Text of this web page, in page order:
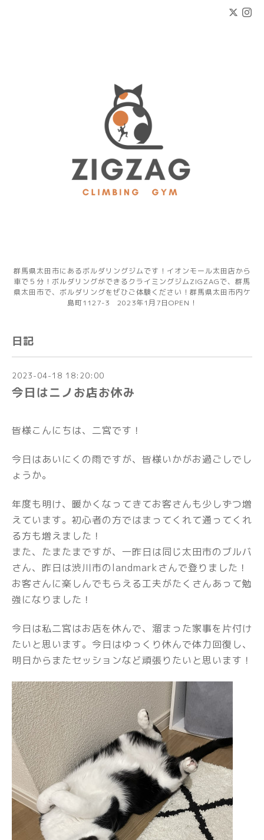
群馬県太田市にあるボルダリングジムです！イオンモール太田店から
車で５分！ボルダリングができるクライミングジムZIGZAGで、群馬
県太田市で、ボルダリングをぜひご体験ください！群馬県太田市内ケ
島町1127-3 2023年1月7日OPEN！
日記
2023-04-18 18:20:00
今日はニノお店お休み
皆様こんにちは、二宮です！
今日はあいにくの雨ですが、皆様いかがお過ごしでし
ょうか。
年度も明け、暖かくなってきてお客さんも少しずつ増
えています。初心者の方ではまってくれて通ってくれ
る方も増えました！
また、たまたまですが、一昨日は同じ太田市のブルバ
さん、昨日は渋川市のlandmarkさんで登りました！
お客さんに楽しんでもらえる工夫がたくさんあって勉
強になりました！
今日は私二宮はお店を休んで、溜まった家事を片付け
たいと思います。今日はゆっくり休んで体力回復し、
明日からまたセッションなど頑張りたいと思います！